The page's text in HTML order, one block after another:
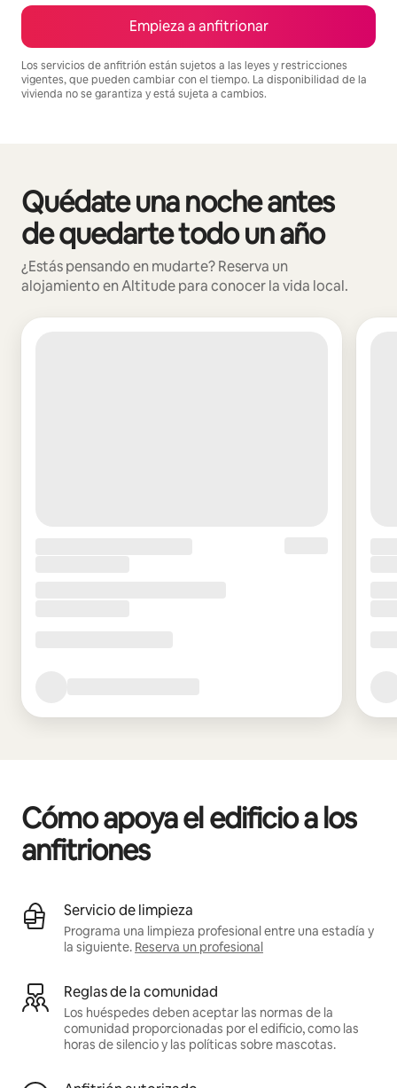
Empieza a anfitrionar
Los servicios de anfitrión están sujetos a las leyes y restricciones
vigentes, que pueden cambiar con el tiempo. La disponibilidad de la
vivienda no se garantiza y está sujeta a cambios.
Quédate una noche antes
de quedarte todo un año
¿Estás pensando en mudarte? Reserva un
alojamiento en Altitude para conocer la vida local.
Se muestran0 de 0 elementos
Cómo apoya el edificio a los
anfitriones
Servicio de limpieza
Programa una limpieza profesional entre una estadía y
la siguiente. Reserva un profesional
Reglas de la comunidad
Los huéspedes deben aceptar las normas de la
comunidad proporcionadas por el edificio, como las
horas de silencio y las políticas sobre mascotas.